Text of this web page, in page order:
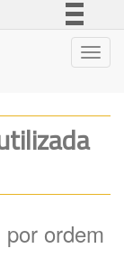
ordem